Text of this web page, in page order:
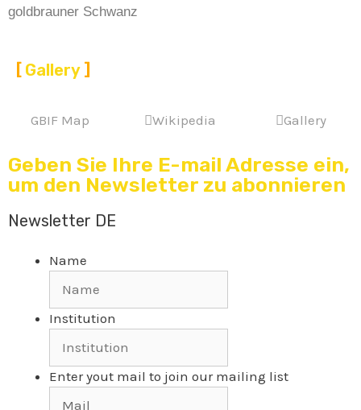
goldbrauner Schwanz
Gallery
GBIF Map Wikipedia Gallery
Geben Sie Ihre E-mail Adresse ein,
um den Newsletter zu abonnieren
Newsletter DE
Name
Institution
Enter yout mail to join our mailing list